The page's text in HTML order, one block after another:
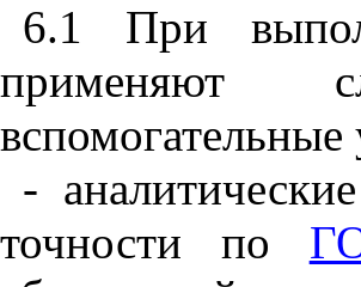
6.1 При
применяют
вспомогательные
-
точности по